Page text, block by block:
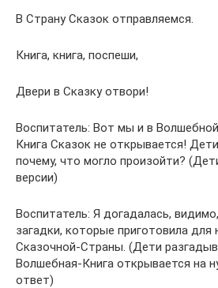
В Страну Сказок отправляемся.
Книга, книга, поспеши,
Двери в Сказку отвори!
Воспитатель: Вот мы и в
Книга Сказок не открывается!
почему, что могло произойти?
версии)
Воспитатель: Я догадалась,
загадки, которые приготовила для
Сказочной-Страны. (Дети
Волшебная-Книга открывается на
ответ)